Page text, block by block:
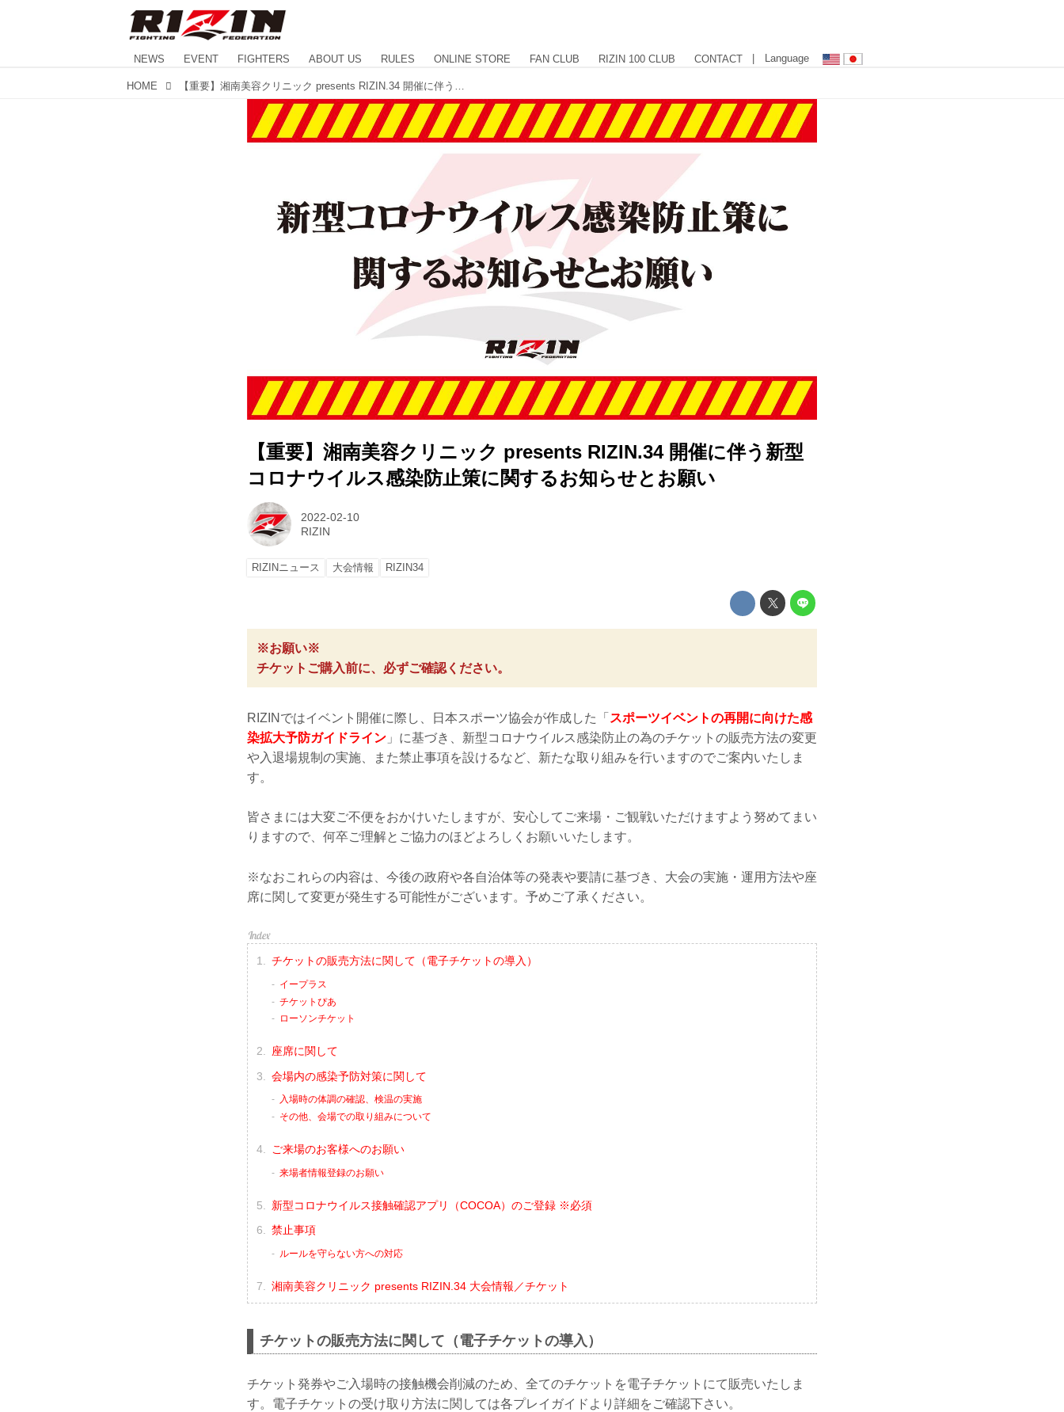
NEWS EVENT FIGHTERS ABOUT US RULES ONLINE STORE FAN CLUB RIZIN 100 CLUB CONTACT | Language
HOME
【重要】湘南美容クリニック presents RIZIN.34 開催に伴う新型
コロナウイルス感染防止策に関するお知らせとお願い
2022-02-10
RIZIN
RIZINニュース 大会情報 RIZIN34
※お願い※
チケットご購入前に、必ずご確認ください。
RIZINではイベント開催に際し、日本スポーツ協会が作成した「 スポーツイベントの再開に向けた感
染拡大予防ガイドライン 」に基づき、新型コロナウイルス感染防止の為のチケットの販売方法の変更
や入退場規制の実施、また禁止事項を設けるなど、新たな取り組みを行いますのでご案内いたしま
す。
皆さまには大変ご不便をおかけいたしますが、安心してご来場・ご観戦いただけますよう努めてまい
りますので、何卒ご理解とご協力のほどよろしくお願いいたします。
※なおこれらの内容は、今後の政府や各自治体等の発表や要請に基づき、大会の実施・運用方法や座
席に関して変更が発生する可能性がございます。予めご了承ください。
チケットの販売方法に関して（電子チケットの導入）
イープラス
チケットぴあ
ローソンチケット
座席に関して
会場内の感染予防対策に関して
入場時の体調の確認、検温の実施
その他、会場での取り組みについて
ご来場のお客様へのお願い
来場者情報登録のお願い
新型コロナウイルス接触確認アプリ（COCOA）のご登録 ※必須
禁止事項
ルールを守らない方への対応
湘南美容クリニック presents RIZIN.34 大会情報／チケット
チケットの販売方法に関して（電子チケットの導入）
チケット発券やご入場時の接触機会削減のため、全てのチケットを電子チケットにて販売いたしま
す。電子チケットの受け取り方法に関しては各プレイガイドより詳細をご確認下さい。